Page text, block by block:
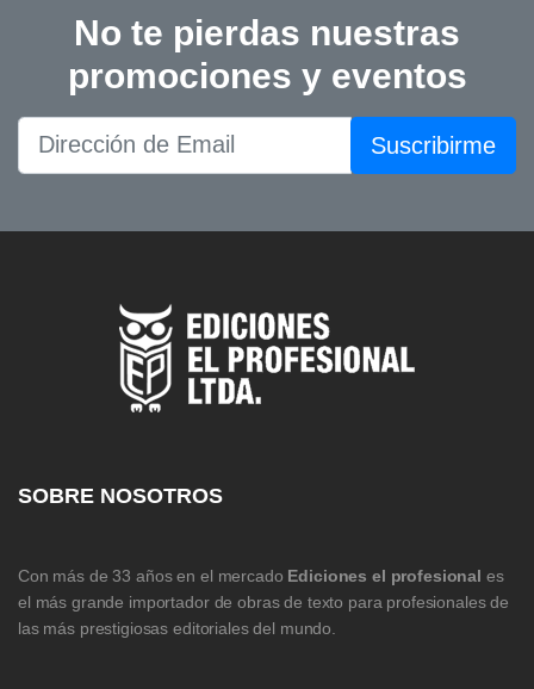
No te pierdas nuestras
promociones y eventos
Suscribirme
SOBRE NOSOTROS
Con más de 33 años en el mercado Ediciones el profesional es
el más grande importador de obras de texto para profesionales de
las más prestigiosas editoriales del mundo.